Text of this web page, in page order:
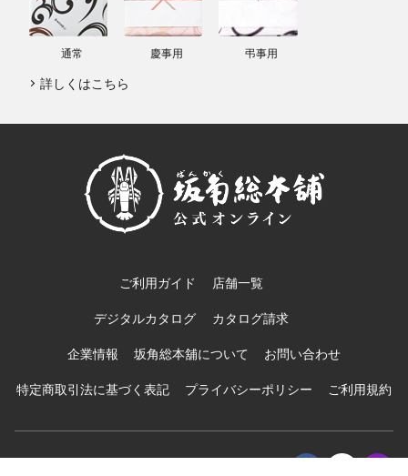
通常 慶事用 弔事用
詳しくはこちら
ご利用ガイド 店舗一覧
デジタルカタログ カタログ請求
企業情報 坂角総本舖について お問い合わせ
特定商取引法に基づく表記 プライバシーポリシー ご利用規約